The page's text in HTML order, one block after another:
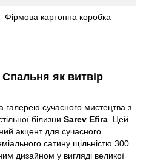
Фірмова картонна коробка
як витвір
галерею сучасного мистецтва з
білизни Sarev Efira . Цей
акцент для сучасного
сатину щільністю 300
дизайном у вигляді великої